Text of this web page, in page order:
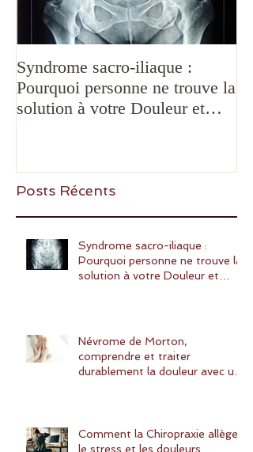
Syndrome sacro-iliaque :
Pourquoi personne ne trouve la
solution à votre Douleur et
Posts Récents
Syndrome sacro-iliaque :
Pourquoi personne ne trouve la
solution à votre Douleur et
Névrome de Morton,
comprendre et traiter
durablement la douleur avec une
Comment la Chiropraxie allège
le stress et les douleurs